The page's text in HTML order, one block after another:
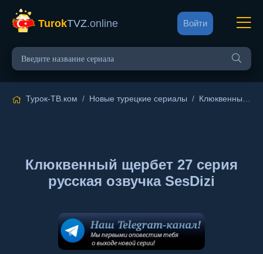
TurokTVZ.online Войти
Турок-ТВ.ком / Новые турецкие сериалы / Клюквенный щербет
Клюквенный щербет 27 серия
русская озвучка SesDizi